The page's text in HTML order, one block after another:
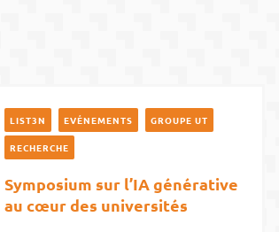
LIST3N EVÉNEMENTS GROUPE UT
RECHERCHE
Symposium sur l’IA générative
au cœur des universités